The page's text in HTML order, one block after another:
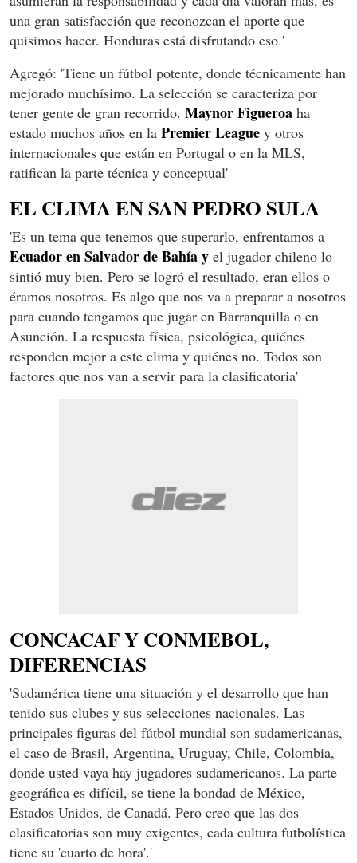
una gran satisfacción que reconozcan el aporte que
quisimos hacer. Honduras está disfrutando eso.'
Agregó: 'Tiene un fútbol potente, donde técnicamente han
mejorado muchísimo. La selección se caracteriza por
tener gente de gran recorrido. Maynor Figueroa ha
estado muchos años en la Premier League y otros
internacionales que están en Portugal o en la MLS,
ratifican la parte técnica y conceptual'
EL CLIMA EN SAN PEDRO SULA
'Es un tema que tenemos que superarlo, enfrentamos a
Ecuador en Salvador de Bahía y el jugador chileno lo
sintió muy bien. Pero se logró el resultado, eran ellos o
éramos nosotros. Es algo que nos va a preparar a nosotros
para cuando tengamos que jugar en Barranquilla o en
Asunción. La respuesta física, psicológica, quiénes
responden mejor a este clima y quiénes no. Todos son
factores que nos van a servir para la clasificatoria'
CONCACAF Y CONMEBOL,
DIFERENCIAS
'Sudamérica tiene una situación y el desarrollo que han
tenido sus clubes y sus selecciones nacionales. Las
principales figuras del fútbol mundial son sudamericanas,
el caso de Brasil, Argentina, Uruguay, Chile, Colombia,
donde usted vaya hay jugadores sudamericanos. La parte
geográfica es difícil, se tiene la bondad de México,
Estados Unidos, de Canadá. Pero creo que las dos
clasificatorias son muy exigentes, cada cultura futbolística
tiene su 'cuarto de hora'.'